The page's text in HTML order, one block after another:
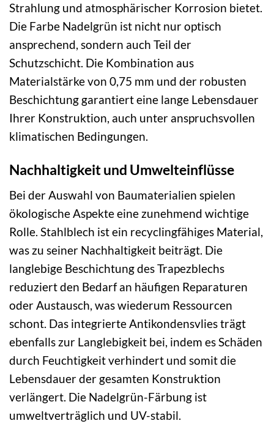
Strahlung und atmosphärischer Korrosion bietet.
Die Farbe Nadelgrün ist nicht nur optisch
ansprechend, sondern auch Teil der
Schutzschicht. Die Kombination aus
Materialstärke von 0,75 mm und der robusten
Beschichtung garantiert eine lange Lebensdauer
Ihrer Konstruktion, auch unter anspruchsvollen
klimatischen Bedingungen.
Nachhaltigkeit und Umwelteinflüsse
Bei der Auswahl von Baumaterialien spielen
ökologische Aspekte eine zunehmend wichtige
Rolle. Stahlblech ist ein recyclingfähiges Material,
was zu seiner Nachhaltigkeit beiträgt. Die
langlebige Beschichtung des Trapezblechs
reduziert den Bedarf an häufigen Reparaturen
oder Austausch, was wiederum Ressourcen
schont. Das integrierte Antikondensvlies trägt
ebenfalls zur Langlebigkeit bei, indem es Schäden
durch Feuchtigkeit verhindert und somit die
Lebensdauer der gesamten Konstruktion
verlängert. Die Nadelgrün-Färbung ist
umweltverträglich und UV-stabil.